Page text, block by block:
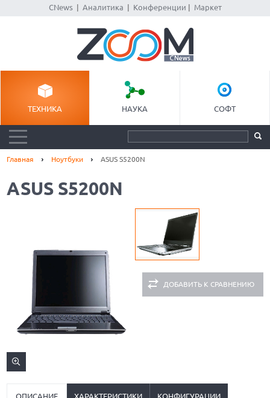
CNews| Аналитика Конференции Маркет
ТЕХНИКА НАУКА СОФТ
Главная Ноутбуки ASUS S5200N
ASUS S5200N
ДОБАВИТЬ К СРАВНЕНИЮ
ОПИСАНИЕ ХАРАКТЕРИСТИКИ КОНФИГУРАЦИИ